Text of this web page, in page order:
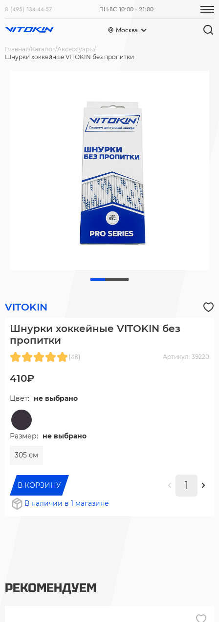
8 (495) 134-44-57 ПН-ВС 10:00 - 21:00
Москва
Главная Каталог Аксессуары
Шнурки хоккейные VITOKIN без пропитки
VITOKIN
Шнурки хоккейные VITOKIN без
пропитки
(48) Артикул: 39220
410₽
Цвет: не выбрано
Размер: не выбрано
305 см
В КОРЗИНУ
В наличии в 1 магазине
РЕКОМЕНДУЕМ